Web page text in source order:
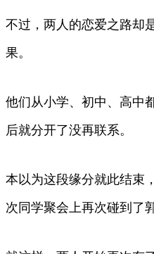
不过，两人的恋爱之路却
果。
他们从小学、初中、高中
后就分开了没再联系。
本以为这段缘分就此结束
次同学聚会上再次碰到了